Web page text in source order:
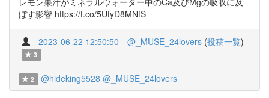
ぼす影響 https://t.co/5UtyD8MNfS
2023-06-22 12:50:50 @_MUSE_24lovers (投稿一覧)
3
2 @hideking5528 @_MUSE_24lovers